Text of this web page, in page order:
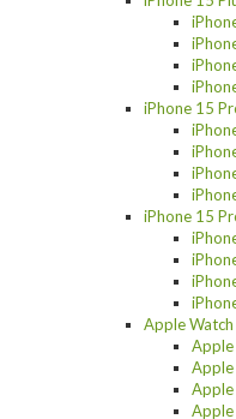
iPhone 15
iPhone 15
Apple Watch
Apple
Apple
Apple
Apple